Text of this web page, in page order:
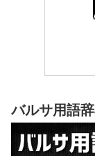
バルサ用語